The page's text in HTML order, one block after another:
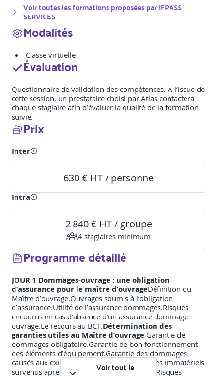
Voir toutes les formations proposées parIFPASS
SERVICES
Modalités
Classe virtuelle
Évaluation
Questionnaire de validation des compétences. A l’issue de
cette session, un prestataire choisi par Atlas contactera
chaque stagiaire afin d’évaluer la qualité de la formation
suivie.
Prix
Inter
630 € HT / personne
Intra
2 840 € HT / groupe
4 stagiaires minimum
Programme détaillé
JOUR 1 Dommages-ouvrage : une obligation
d’assurance pour le maître d’ouvrageDéfinition du
Maître d’ouvrage.Ouvrages soumis à l’obligation
d’assurance.Utilité de l’assurance dommages.Risques
encourus en cas d’absence d’un assurance dommage
ouvrage.Le recours au BCT.Détermination des
garanties utiles au Maître d’ouvrage Garantie de
dommages obligatoire.Garantie de bon fonctionnement
des éléments d’équipement.Garantie des dommages
causés aux existants.Garantie des dommages immatériels
survenus après réception.La Garantie Tous Risques
Voir tout le